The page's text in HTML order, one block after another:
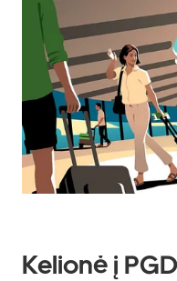
galėtumėte
kalendoriuje
pasirinkti
datą.
Paspauskite
klavišą
„Escape“,
kad
uždarytumėte
kalendorių.
Kelionė į